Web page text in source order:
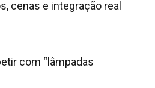
cenas e integração real
com “lâmpadas